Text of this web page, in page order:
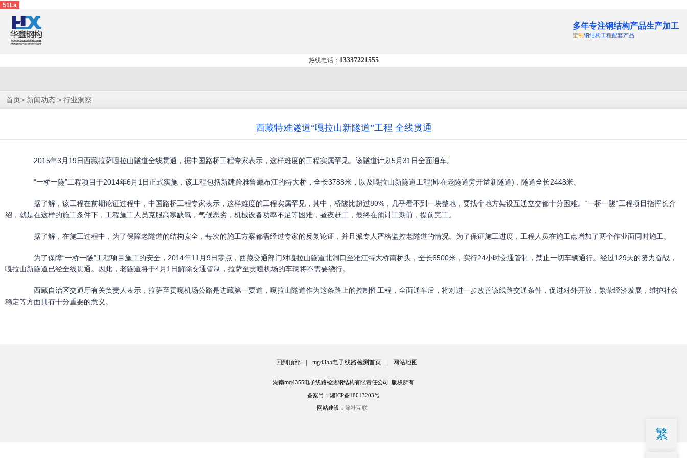
51La
多年专注钢结构产品生产加工
定制钢结构工程配套产品
热线电话： 13337221555
首页> 新闻动态 > 行业洞察
西藏特难隧道“嘎拉山新隧道”工程 全线贯通
2015年3月19日西藏拉萨嘎拉山隧道全线贯通，据中国路桥工程专家表示，这样难度的工程实属罕见。该隧道计划5月31日全面通车。
“一桥一隧”工程项目于2014年6月1日正式实施，该工程包括新建跨雅鲁藏布江的特大桥，全长3788米，以及嘎拉山新隧道工程(即在老隧道旁开凿新隧道)，隧道全长2448米。
据了解，该工程在前期论证过程中，中国路桥工程专家表示，这样难度的工程实属罕见，其中，桥隧比超过80%，几乎看不到一块整地，要找个地方架设互通立交都十分困难。“一桥一隧”工程项目指挥长介
绍，就是在这样的施工条件下，工程施工人员克服高寒缺氧，气候恶劣，机械设备功率不足等困难，昼夜赶工，最终在预计工期前，提前完工。
据了解，在施工过程中，为了保障老隧道的结构安全，每次的施工方案都需经过专家的反复论证，并且派专人严格监控老隧道的情况。为了保证施工进度，工程人员在施工点增加了两个作业面同时施工。
为了保障“一桥一隧”工程项目施工的安全，2014年11月9日零点，西藏交通部门对嘎拉山隧道北洞口至雅江特大桥南桥头，全长6500米，实行24小时交通管制，禁止一切车辆通行。经过129天的努力奋战，
嘎拉山新隧道已经全线贯通。因此，老隧道将于4月1日解除交通管制，拉萨至贡嘎机场的车辆将不需要绕行。
西藏自治区交通厅有关负责人表示，拉萨至贡嘎机场公路是进藏第一要道，嘎拉山隧道作为这条路上的控制性工程，全面通车后，将对进一步改善该线路交通条件，促进对外开放，繁荣经济发展，维护社会
稳定等方面具有十分重要的意义。
回到顶部 | mg4355电子线路检测首页 | 网站地图
湖南mg4355电子线路检测钢结构有限责任公司 版权所有
备案号：湘ICP备18013203号
网站建设： 涂社互联
繁